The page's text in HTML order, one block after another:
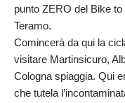
punto ZERO del Bike
Teramo.
Comincerà da qui la
visitare Martinsicuro,
Cologna spiaggia. Qui
che tutela